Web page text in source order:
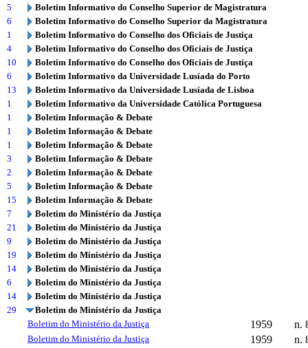
5
Boletim Informativo do Conselho Superior de Magistratura
6
Boletim Informativo do Conselho Superior da Magistratura
1
Boletim Informativo do Conselho dos Oficiais de Justiça
4
Boletim Informativo do Conselho dos Oficiais de Justiça
10
Boletim Informativo do Conselho dos Oficiais de Justiça
6
Boletim Informativo da Universidade Lusíada do Porto
13
Boletim Informativo da Universidade Lusíada de Lisboa
1
Boletim Informativo da Universidade Católica Portuguesa
1
Boletim Informação & Debate
1
Boletim Informação & Debate
1
Boletim Informação & Debate
3
Boletim Informação & Debate
2
Boletim Informação & Debate
5
Boletim Informação & Debate
15
Boletim Informação & Debate
7
Boletim do Ministério da Justiça
21
Boletim do Ministério da Justiça
9
Boletim do Ministério da Justiça
19
Boletim do Ministério da Justiça
14
Boletim do Ministério da Justiça
6
Boletim do Ministério da Justiça
14
Boletim do Ministério da Justiça
29
Boletim do Ministério da Justiça
Boletim do Ministério da Justiça
1959 n.
Boletim do Ministério da Justiça 1959 n.